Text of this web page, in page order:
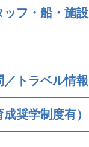
ッフ・船・施
トラベル情報
奨学制度有）